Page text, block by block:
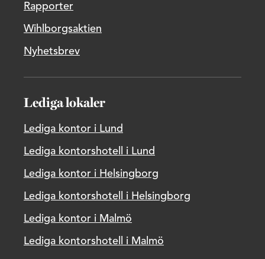
Rapporter
Wihlborgsaktien
Nyhetsbrev
Lediga lokaler
Lediga kontor i Lund
Lediga kontorshotell i Lund
Lediga kontor i Helsingborg
Lediga kontorshotell i Helsingborg
Lediga kontor i Malmö
Lediga kontorshotell i Malmö